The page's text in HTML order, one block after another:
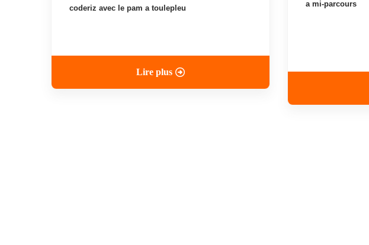
coderiz avec le pam a toulepleu
Lire plus
a mi-parcours